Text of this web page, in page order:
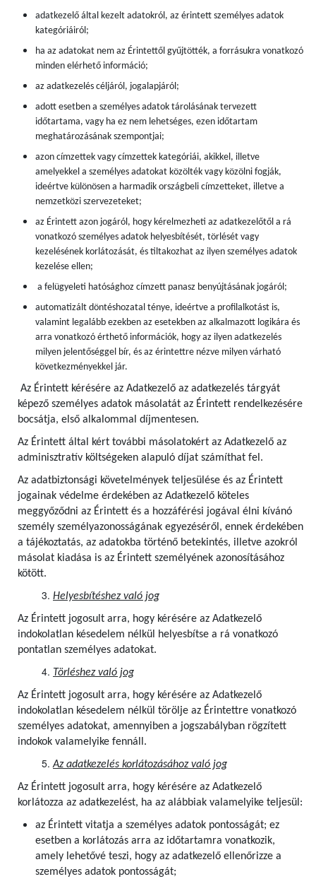
adatkezelő által kezelt adatokról, az érintett személyes adatok
kategóriáiról;
ha az adatokat nem az Érintettől gyűjtötték, a forrásukra vonatkozó
minden elérhető információ;
az adatkezelés céljáról, jogalapjáról;
adott esetben a személyes adatok tárolásának tervezett
időtartama, vagy ha ez nem lehetséges, ezen időtartam
meghatározásának szempontjai;
azon címzettek vagy címzettek kategóriái, akikkel, illetve
amelyekkel a személyes adatokat közölték vagy közölni fogják,
ideértve különösen a harmadik országbeli címzetteket, illetve a
nemzetközi szervezeteket;
az Érintett azon jogáról, hogy kérelmezheti az adatkezelőtől a rá
vonatkozó személyes adatok helyesbítését, törlését vagy
kezelésének korlátozását, és tiltakozhat az ilyen személyes adatok
kezelése ellen;
a felügyeleti hatósághoz címzett panasz benyújtásának jogáról;
automatizált döntéshozatal ténye, ideértve a profilalkotást is,
valamint legalább ezekben az esetekben az alkalmazott logikára és
arra vonatkozó érthető információk, hogy az ilyen adatkezelés
milyen jelentőséggel bír, és az érintettre nézve milyen várható
következményekkel jár.
Az Érintett kérésére az Adatkezelő az adatkezelés tárgyát
képező személyes adatok másolatát az Érintett rendelkezésére
bocsátja, első alkalommal díjmentesen.
Az Érintett által kért további másolatokért az Adatkezelő az
adminisztratív költségeken alapuló díjat számíthat fel.
Az adatbiztonsági követelmények teljesülése és az Érintett
jogainak védelme érdekében az Adatkezelő köteles
meggyőződni az Érintett és a hozzáférési jogával élni kívánó
személy személyazonosságának egyezéséről, ennek érdekében
a tájékoztatás, az adatokba történő betekintés, illetve azokról
másolat kiadása is az Érintett személyének azonosításához
kötött.
Helyesbítéshez való jog
Az Érintett jogosult arra, hogy kérésére az Adatkezelő
indokolatlan késedelem nélkül helyesbítse a rá vonatkozó
pontatlan személyes adatokat.
Törléshez való jog
Az Érintett jogosult arra, hogy kérésére az Adatkezelő
indokolatlan késedelem nélkül törölje az Érintettre vonatkozó
személyes adatokat, amennyiben a jogszabályban rögzített
indokok valamelyike fennáll.
Az adatkezelés korlátozásához való jog
Az Érintett jogosult arra, hogy kérésére az Adatkezelő
korlátozza az adatkezelést, ha az alábbiak valamelyike teljesül:
az Érintett vitatja a személyes adatok pontosságát; ez
esetben a korlátozás arra az időtartamra vonatkozik,
amely lehetővé teszi, hogy az adatkezelő ellenőrizze a
személyes adatok pontosságát;